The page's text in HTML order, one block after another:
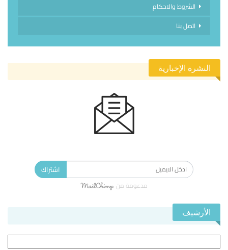
الشروط والاحكام
اتصل بنا
النشرة الإخبارية
اشتراك
مدعومة من
الأرشيف